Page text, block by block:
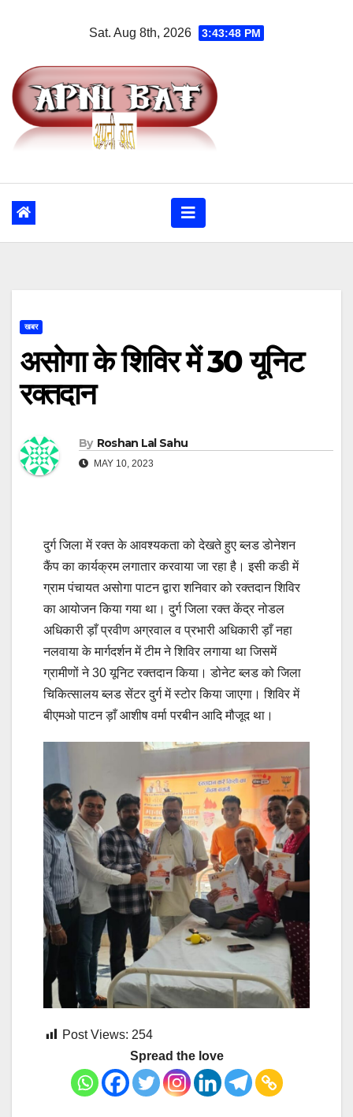
Sat. Aug 8th, 2026 3:43:49 PM
खबर
असोगा के शिविर में 30 यूनिट
रक्तदान
By Roshan Lal Sahu
MAY 10, 2023
दुर्ग जिला में रक्त के आवश्यकता को देखते हुए ब्लड डोनेशन
कैंप का कार्यक्रम लगातार करवाया जा रहा है। इसी कडी में
ग्राम पंचायत असोगा पाटन द्वारा शनिवार को रक्तदान शिविर
का आयोजन किया गया था। दुर्ग जिला रक्त केंद्र नोडल
अधिकारी ड़ाँ प्रवीण अग्रवाल व प्रभारी अधिकारी ड़ाँ नहा
नलवाया के मार्गदर्शन में टीम ने शिविर लगाया था जिसमें
ग्रामीणों ने 30 यूनिट रक्तदान किया। डोनेट ब्लड को जिला
चिकित्सालय ब्लड सेंटर दुर्ग में स्टोर किया जाएगा। शिविर में
बीएमओ पाटन ड़ाँ आशीष वर्मा परबीन आदि मौजूद था।
Post Views: 254
Spread the love